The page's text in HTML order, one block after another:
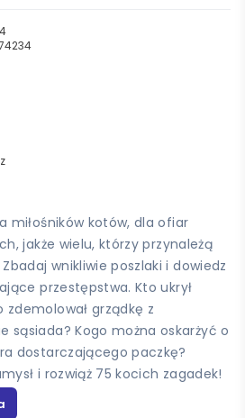
miłośników kotów, dla ofiar
jakże wielu, którzy przynależą
wnikliwie poszlaki i dowiedz
przestępstwa. Kto ukrył
zdemolował grządkę z
sąsiada? Kogo można oskarżyć o
dostarczającego paczkę?
i rozwiąż 75 kocich zagadek!